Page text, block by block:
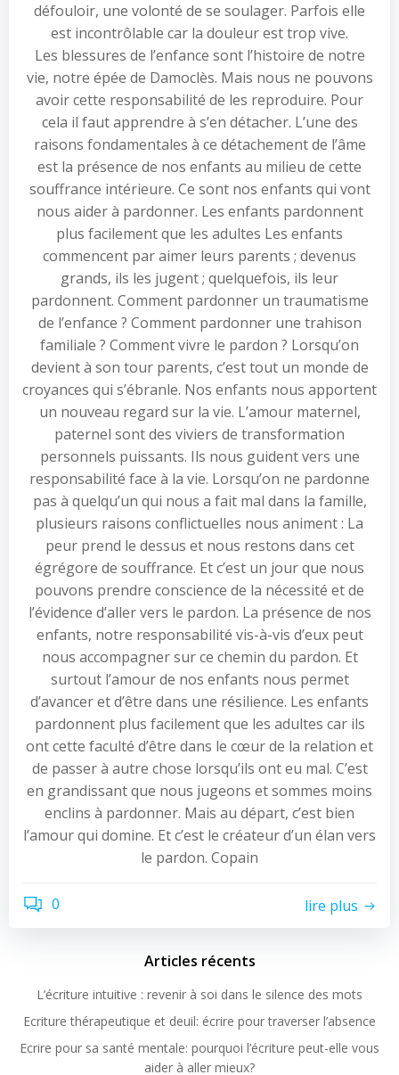
défouloir, une volonté de se soulager. Parfois elle
est incontrôlable car la douleur est trop vive.
Les blessures de l’enfance sont l’histoire de notre
vie, notre épée de Damoclès. Mais nous ne pouvons
avoir cette responsabilité de les reproduire. Pour
cela il faut apprendre à s’en détacher. L’une des
raisons fondamentales à ce détachement de l’âme
est la présence de nos enfants au milieu de cette
souffrance intérieure. Ce sont nos enfants qui vont
nous aider à pardonner. Les enfants pardonnent
plus facilement que les adultes Les enfants
commencent par aimer leurs parents ; devenus
grands, ils les jugent ; quelquefois, ils leur
pardonnent. Comment pardonner un traumatisme
de l’enfance ? Comment pardonner une trahison
familiale ? Comment vivre le pardon ? Lorsqu’on
devient à son tour parents, c’est tout un monde de
croyances qui s’ébranle. Nos enfants nous apportent
un nouveau regard sur la vie. L’amour maternel,
paternel sont des viviers de transformation
personnels puissants. Ils nous guident vers une
responsabilité face à la vie. Lorsqu’on ne pardonne
pas à quelqu’un qui nous a fait mal dans la famille,
plusieurs raisons conflictuelles nous animent : La
peur prend le dessus et nous restons dans cet
égrégore de souffrance. Et c’est un jour que nous
pouvons prendre conscience de la nécessité et de
l’évidence d’aller vers le pardon. La présence de nos
enfants, notre responsabilité vis-à-vis d’eux peut
nous accompagner sur ce chemin du pardon. Et
surtout l’amour de nos enfants nous permet
d’avancer et d’être dans une résilience. Les enfants
pardonnent plus facilement que les adultes car ils
ont cette faculté d’être dans le cœur de la relation et
de passer à autre chose lorsqu’ils ont eu mal. C’est
en grandissant que nous jugeons et sommes moins
enclins à pardonner. Mais au départ, c’est bien
l’amour qui domine. Et c’est le créateur d’un élan vers
le pardon. Copain
0 lire plus
Articles récents
L’écriture intuitive : revenir à soi dans le silence des mots
Ecriture thérapeutique et deuil: écrire pour traverser l’absence
Ecrire pour sa santé mentale: pourquoi l’écriture peut-elle vous
aider à aller mieux?